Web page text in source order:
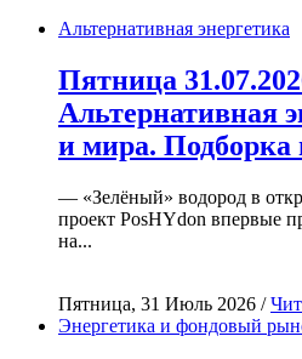
Альтернативная энергетика
Пятница
Альтернативная
и мира. Подборка
— «Зелёный» водород в
проект PosHYdon впервые
на...
Пятница, 31 Июль 2026 /
Энергетика и фондовый